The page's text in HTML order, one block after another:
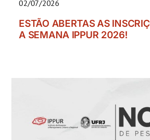
02/07/2026
ESTÃO ABERTAS AS
A SEMANA IPPUR 2026!